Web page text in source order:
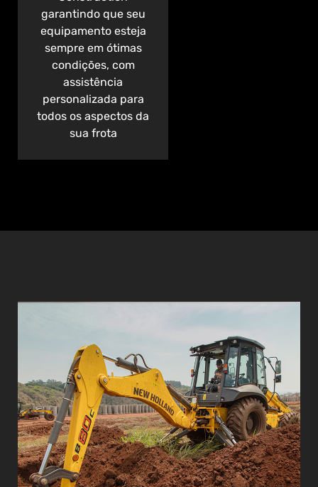
garantindo que seu
equipamento esteja
sempre em ótimas
condições, com
assistência
personalizada para
todos os aspectos da
sua frota